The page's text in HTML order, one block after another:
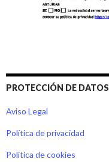
PROTECCIÓN DE DATOS
Aviso Legal
Política de privacidad
Política de cookies